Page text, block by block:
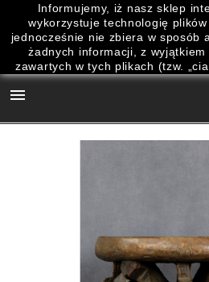

Informujemy, iż nasz sklep
wykorzystuje technologię
jednocześnie nie zbiera w sposób
żadnych informacji, z
zawartych w tych plikach (tzw.